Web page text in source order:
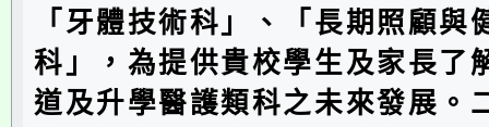
「牙體技術科」、「長期照顧與
科」，為提供貴校學生及家長了
道及升學醫護類科之未來發展。